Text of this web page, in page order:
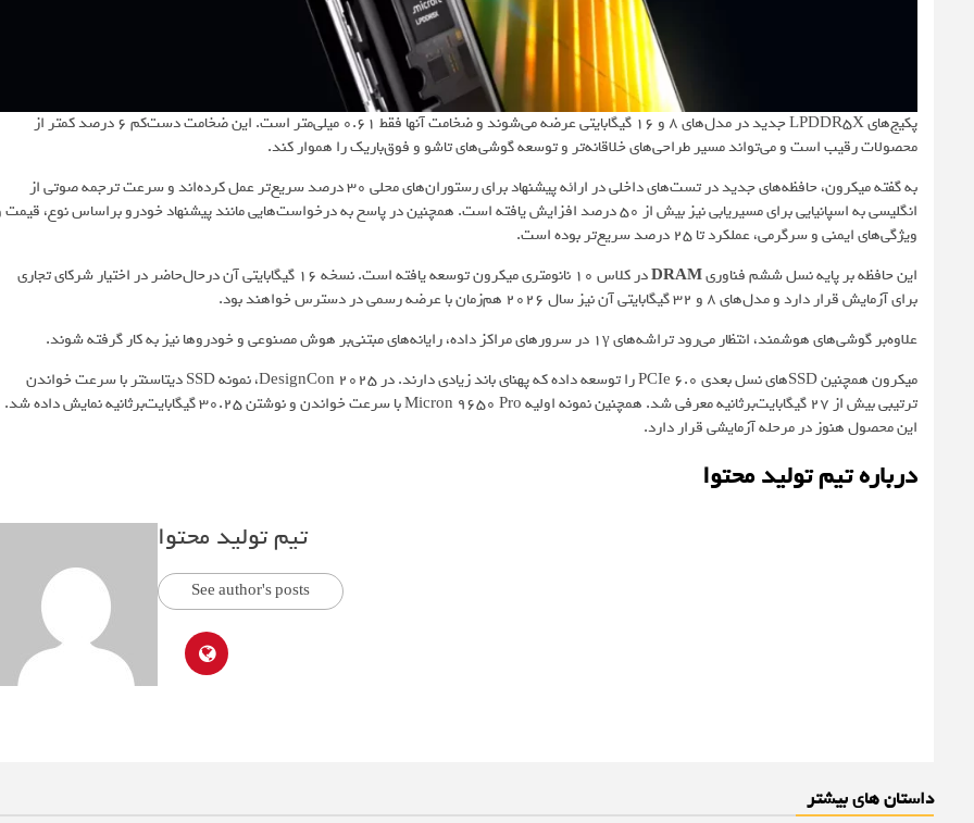
پکیج‌های LPDDR5X جدید در مدل‌های 8 و 16 گیگابایتی عرضه می‌شوند و ضخامت آنها فقط 0.61 میلی‌متر است. این ضخامت دست‌کم 6 درصد کمتر از
محصولات رقیب است و می‌تواند مسیر طراحی‌های خلاقانه‌تر و توسعه گوشی‌های تاشو و فوق‌باریک را هموار کند.
به گفته میکرون، حافظه‌های جدید در تست‌های داخلی در ارائه پیشنهاد برای رستوران‌های محلی 30 درصد سریع‌تر عمل کرده‌اند و سرعت ترجمه صوتی از
انگلیسی به اسپانیایی برای مسیر‌یابی نیز بیش از 50 درصد افزایش یافته است. همچنین در پاسخ به درخواست‌هایی مانند پیشنهاد خودرو براساس نوع،
ویژگی‌های ایمنی و سرگرمی، عملکرد تا 25 درصد سریع‌تر بوده است.
این حافظه بر پایه نسل ششم فناوریDRAM
در کلاس 10 نانومتری میکرون توسعه یافته است. نسخه 16 گیگابایتی آن درحال‌حاضر در اختیار شرکای تجاری
برای آزمایش قرار دارد و مدل‌های 8 و 32 گیگابایتی آن نیز سال 2026 هم‌زمان با عرضه رسمی در دسترس خواهند بود.
علاوه‌بر گوشی‌های هوشمند، انتظار می‌رود تراشه‌های 1γ در سرورهای مراکز داده، رایانه‌های مبتنی‌بر هوش مصنوعی و خودروها نیز به‌ کار گرفته شوند.
میکرون همچنین SSDهای نسل بعدی PCIe 6.0 را توسعه داده که پهنای باند زیادی دارند. در DesignCon 2025، نمونه SSD دیتاسنتر با سرعت خواندن
ترتیبی بیش از 27 گیگابایت‌برثانیه معرفی شد. همچنین نمونه اولیه Micron 9650 Pro با سرعت خواندن و نوشتن 30.25 گیگابایت‌برثانیه نمایش داده شد.
این محصول هنوز در مرحله آزمایشی قرار دارد.
درباره تیم تولید محتوا
تیم تولید محتوا
See author's posts
داستان های بیشتر